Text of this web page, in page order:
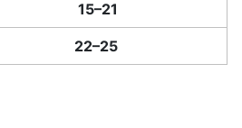
15–21
22–25